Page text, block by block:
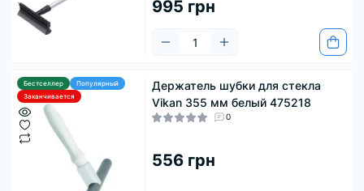
995 грн
Бестселлер
Популярный
Заканчивается
Держатель шубки для стекла
Vikan 355 мм белый 475218
0
556 грн